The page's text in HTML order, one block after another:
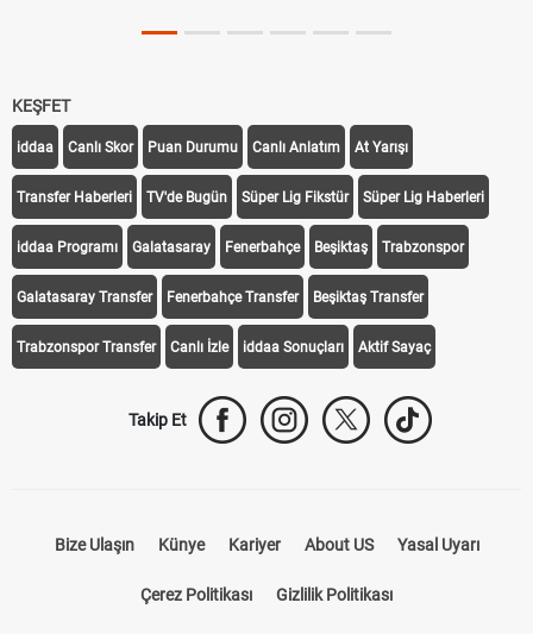
KEŞFET
iddaa Canlı Skor Puan Durumu Canlı Anlatım At Yarışı
Transfer Haberleri TV'de Bugün Süper Lig Fikstür Süper Lig Haberleri
iddaa Programı Galatasaray Fenerbahçe Beşiktaş Trabzonspor
Galatasaray Transfer Fenerbahçe Transfer Beşiktaş Transfer
Trabzonspor Transfer Canlı İzle iddaa Sonuçları Aktif Sayaç
Takip Et
Bize Ulaşın Künye Kariyer About US Yasal Uyarı
Çerez Politikası Gizlilik Politikası